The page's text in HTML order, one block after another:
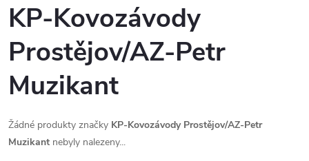
KP-Kovozávody
Prostějov/AZ-Petr
Muzikant
Žádné produkty značky KP-Kovozávody Prostějov/AZ-Petr
Muzikant nebyly nalezeny...